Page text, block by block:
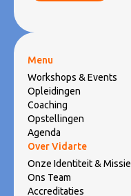
Menu
Workshops & Events
Opleidingen
Coaching
Opstellingen
Agenda
Over Vidarte
Onze Identiteit & Missie
Ons Team
Accreditaties